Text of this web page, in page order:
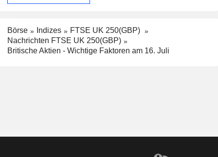
Börse Indizes
FTSE UK 250(GBP)
Nachrichten FTSE UK 250(GBP)
Britische Aktien - Wichtige Faktoren am 16. Juli